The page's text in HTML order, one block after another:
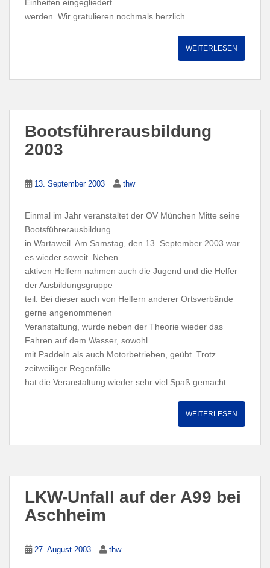
Einheiten eingegliedert
werden. Wir gratulieren nochmals herzlich.
WEITERLESEN
Bootsführerausbildung
2003
13. September 2003 thw
Einmal im Jahr veranstaltet der OV München Mitte seine
Bootsführerausbildung
in Wartaweil. Am Samstag, den 13. September 2003 war
es wieder soweit. Neben
aktiven Helfern nahmen auch die Jugend und die Helfer
der Ausbildungsgruppe
teil. Bei dieser auch von Helfern anderer Ortsverbände
gerne angenommenen
Veranstaltung, wurde neben der Theorie wieder das
Fahren auf dem Wasser, sowohl
mit Paddeln als auch Motorbetrieben, geübt. Trotz
zeitweiliger Regenfälle
hat die Veranstaltung wieder sehr viel Spaß gemacht.
WEITERLESEN
LKW-Unfall auf der A99 bei
Aschheim
27. August 2003 thw